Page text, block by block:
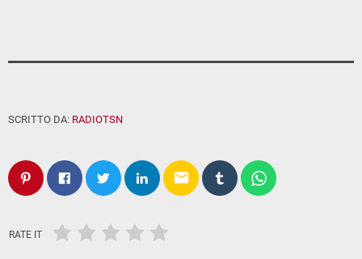
SCRITTO DA: RADIOTSN
email
RATE IT